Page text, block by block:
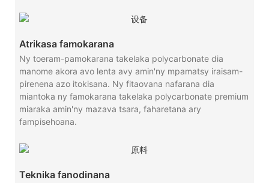
Atrikasa famokarana
Ny toeram-pamokarana takelaka polycarbonate dia
manome akora avo lenta avy amin'ny mpamatsy iraisam-
pirenena azo itokisana. Ny fitaovana nafarana dia
miantoka ny famokarana takelaka polycarbonate premium
miaraka amin'ny mazava tsara, faharetana ary
fampisehoana.
Teknika fanodinana